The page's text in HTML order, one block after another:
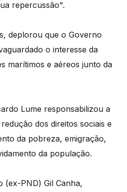
repercussão".
deplorou que o Governo
o interesse da
marítimos e aéreos junto da
Lume responsabilizou a
dos direitos sociais e
da pobreza, emigração,
da população.
(ex-PND) Gil Canha,